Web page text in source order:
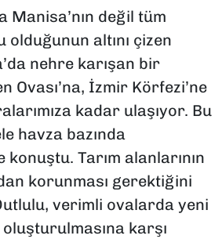
Manisa’nın değil tüm
olduğunun altını çizen
nehre karışan bir
Ovası’na, İzmir Körfezi’ne
kadar ulaşıyor. Bu
havza bazında
Tarım alanlarının
korunması gerektiğini
verimli ovalarda yeni
karşı